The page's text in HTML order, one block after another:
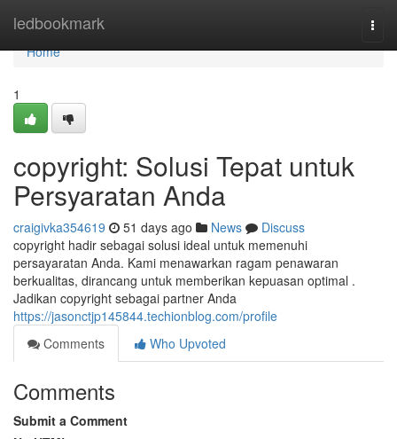
ledbookmark
Home
Home
1
copyright: Solusi Tepat untuk
Persyaratan Anda
craigivka354619 51 days ago News
Discuss
copyright hadir sebagai solusi ideal untuk memenuhi
persayaratan Anda. Kami menawarkan ragam penawaran
berkualitas, dirancang untuk memberikan kepuasan optimal .
Jadikan copyright sebagai partner Anda
https://jasonctjp145844.techionblog.com/profile
Comments
Who Upvoted
Comments
Submit a Comment